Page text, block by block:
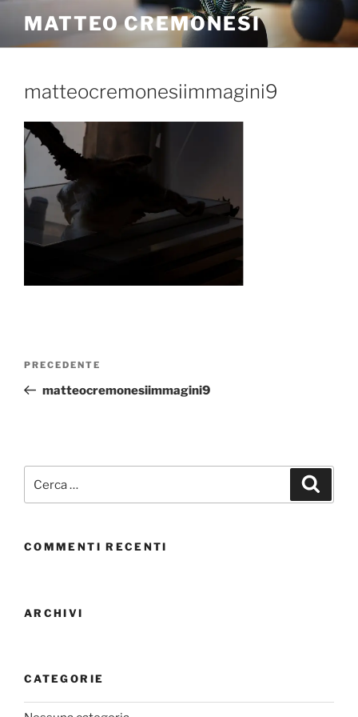
MATTEO CREMONESI
matteocremonesiimmagini9
PRECEDENTE
matteocremonesiimmagini9
COMMENTI RECENTI
ARCHIVI
CATEGORIE